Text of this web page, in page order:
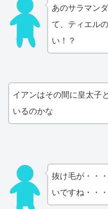
あのサラマン
て、ティエル
い！？
イアンはその間に皇太子
いるのかな
抜け毛が・・
いですね・・・